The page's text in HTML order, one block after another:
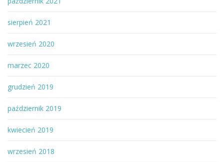
sierpień 2021
wrzesień 2020
marzec 2020
grudzień 2019
październik 2019
kwiecień 2019
wrzesień 2018